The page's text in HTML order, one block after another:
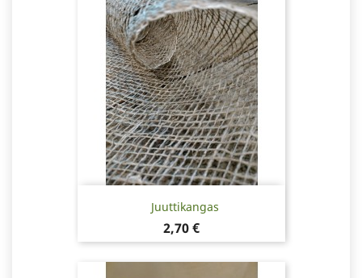
Juuttikangas
Hinta
2,70 €